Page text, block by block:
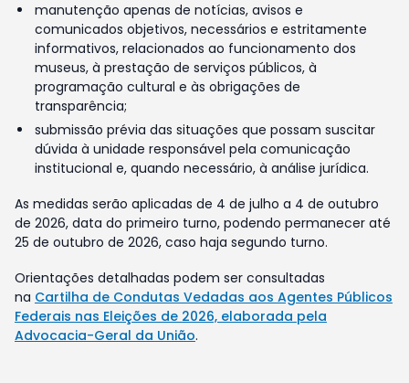
manutenção apenas de notícias, avisos e
comunicados objetivos, necessários e estritamente
informativos, relacionados ao funcionamento dos
museus, à prestação de serviços públicos, à
programação cultural e às obrigações de
transparência;
submissão prévia das situações que possam suscitar
dúvida à unidade responsável pela comunicação
institucional e, quando necessário, à análise jurídica.
As medidas serão aplicadas de 4 de julho a 4 de outubro
de 2026, data do primeiro turno, podendo permanecer até
25 de outubro de 2026, caso haja segundo turno.
Orientações detalhadas podem ser consultadas
na Cartilha de Condutas Vedadas aos Agentes Públicos
Federais nas Eleições de 2026, elaborada pela
Advocacia-Geral da União.